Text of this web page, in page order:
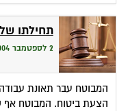
תחילתו
2 לספטמבר 2004
המבוטח עבר תאונת
הצעת ביטוח. המבוטח אף